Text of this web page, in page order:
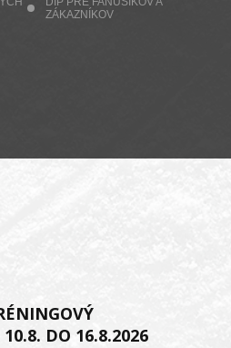
ZÁKAZNÍKOV
DO 16.8.2026